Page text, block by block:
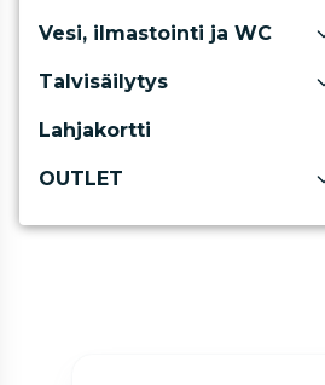
Vesi, ilmastointi ja WC
Talvisäilytys
Lahjakortti
OUTLET